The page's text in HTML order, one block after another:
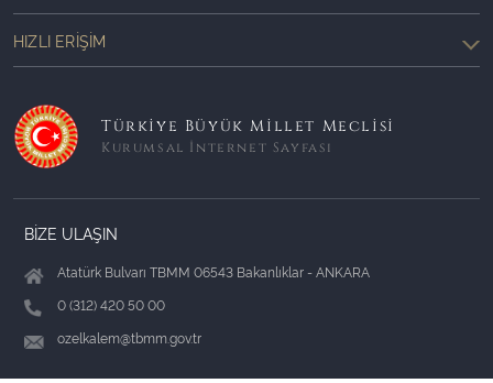
HIZLI ERIŞIM
Türkiye Büyük Millet Meclisi
Kurumsal İnternet Sayfası
BİZE ULAŞIN
Atatürk Bulvarı TBMM 06543 Bakanlıklar - ANKARA
0 (312) 420 50 00
ozelkalem@tbmm.gov.tr